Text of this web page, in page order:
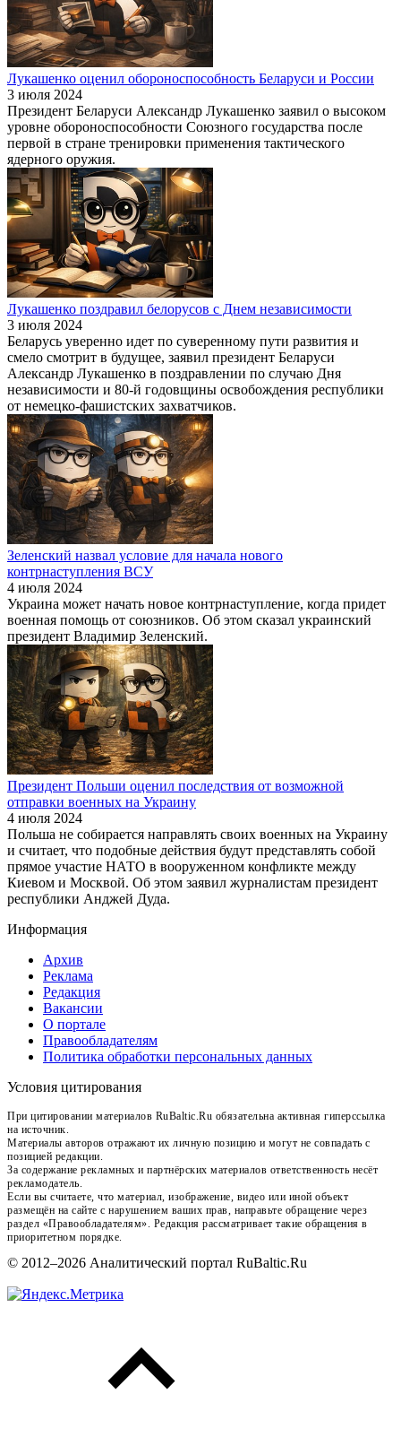
Лукашенко оценил обороноспособность Беларуси и России
3 июля 2024
Президент Беларуси Александр Лукашенко заявил о высоком
уровне обороноспособности Союзного государства после
первой в стране тренировки применения тактического
ядерного оружия.
Лукашенко поздравил белорусов с Днем независимости
3 июля 2024
Беларусь уверенно идет по суверенному пути развития и
смело смотрит в будущее, заявил президент Беларуси
Александр Лукашенко в поздравлении по случаю Дня
независимости и 80-й годовщины освобождения республики
от немецко-фашистских захватчиков.
Зеленский назвал условие для начала нового
контрнаступления ВСУ
4 июля 2024
Украина может начать новое контрнаступление, когда придет
военная помощь от союзников. Об этом сказал украинский
президент Владимир Зеленский.
Президент Польши оценил последствия от возможной
отправки военных на Украину
4 июля 2024
Польша не собирается направлять своих военных на Украину
и считает, что подобные действия будут представлять собой
прямое участие НАТО в вооруженном конфликте между
Киевом и Москвой. Об этом заявил журналистам президент
республики Анджей Дуда.
Информация
Архив
Реклама
Редакция
Вакансии
О портале
Правообладателям
Политика обработки персональных данных
Условия цитирования
При цитировании материалов RuBaltic.Ru обязательна активная гиперссылка
на источник.
Материалы авторов отражают их личную позицию и могут не совпадать с
позицией редакции.
За содержание рекламных и партнёрских материалов ответственность несёт
рекламодатель.
Если вы считаете, что материал, изображение, видео или иной объект
размещён на сайте с нарушением ваших прав, направьте обращение через
раздел «Правообладателям». Редакция рассматривает такие обращения в
приоритетном порядке.
© 2012–2026 Аналитический портал RuBaltic.Ru